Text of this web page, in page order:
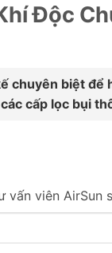
Độc
biệt để
cấp lọc bụi
viên AirSun